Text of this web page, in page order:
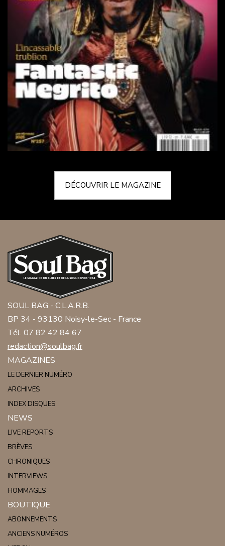
DÉCOUVRIR LE MAGAZINE
SOUL BAG - C.L.A.R.B.
BP 34 - 93130 Noisy-le-Sec - France
Tél. 07 82 42 84 67
redaction@soulbag.fr
MAGAZINES
LE DERNIER NUMÉRO
ARCHIVES
INDEX DISQUES
NEWS
LIVE REPORTS
BRÈVES
CHRONIQUES
INTERVIEWS
HOMMAGES
BOUTIQUE
ABONNEMENTS
ANCIENS NUMÉROS